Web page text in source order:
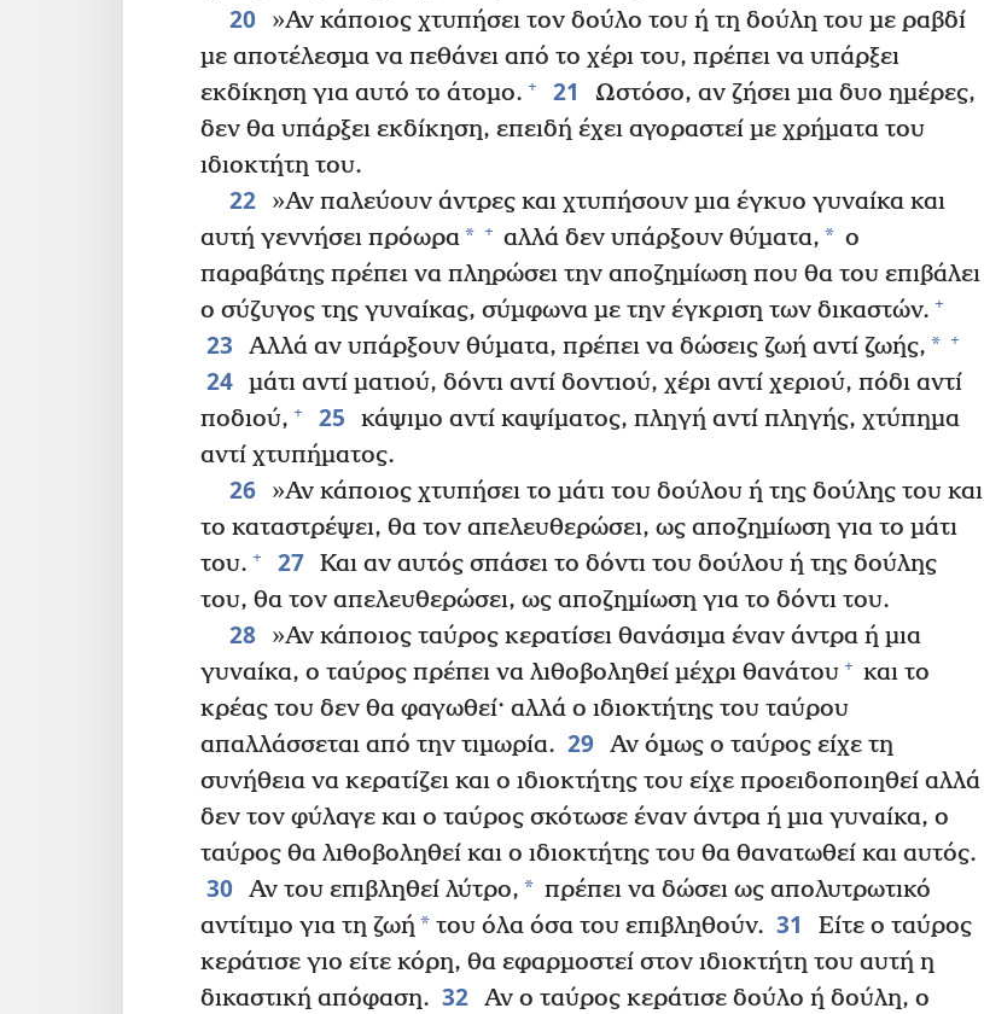
20
»Αν κάποιος χτυπήσει τον δούλο του ή τη δούλη του με ραβδί
με αποτέλεσμα να πεθάνει από το χέρι του, πρέπει να υπάρξει
εκδίκηση για αυτό το άτομο. + 21
Ωστόσο, αν ζήσει μια δυο ημέρες,
δεν θα υπάρξει εκδίκηση, επειδή έχει αγοραστεί με χρήματα του
ιδιοκτήτη του.
22
»Αν παλεύουν άντρες και χτυπήσουν μια έγκυο γυναίκα και
αυτή γεννήσει πρόωρα* + αλλά δεν υπάρξουν θύματα, * ο
παραβάτης πρέπει να πληρώσει την αποζημίωση που θα του επιβάλει
ο σύζυγος της γυναίκας, σύμφωνα με την έγκριση των δικαστών. +
23 Αλλά αν υπάρξουν θύματα, πρέπει να δώσεις ζωή αντί ζωής, * +
24 μάτι αντί ματιού, δόντι αντί δοντιού, χέρι αντί χεριού, πόδι αντί
ποδιού, + 25
κάψιμο αντί καψίματος, πληγή αντί πληγής, χτύπημα
αντί χτυπήματος.
26
»Αν κάποιος χτυπήσει το μάτι του δούλου ή της δούλης του και
το καταστρέψει, θα τον απελευθερώσει, ως αποζημίωση για το μάτι
του. + 27 Και αν αυτός σπάσει το δόντι του δούλου ή της δούλης
του, θα τον απελευθερώσει, ως αποζημίωση για το δόντι του.
28
»Αν κάποιος ταύρος κερατίσει θανάσιμα έναν άντρα ή μια
γυναίκα, ο ταύρος πρέπει να λιθοβοληθεί μέχρι θανάτου + και το
κρέας του δεν θα φαγωθεί· αλλά ο ιδιοκτήτης του ταύρου
απαλλάσσεται από την τιμωρία. 29 Αν όμως ο ταύρος είχε τη
συνήθεια να κερατίζει και ο ιδιοκτήτης του είχε προειδοποιηθεί αλλά
δεν τον φύλαγε και ο ταύρος σκότωσε έναν άντρα ή μια γυναίκα, ο
ταύρος θα λιθοβοληθεί και ο ιδιοκτήτης του θα θανατωθεί και αυτός.
30 Αν του επιβληθεί λύτρο, * πρέπει να δώσει ως απολυτρωτικό
αντίτιμο για τη ζωή * του όλα όσα του επιβληθούν. 31
Είτε ο ταύρος
κεράτισε γιο είτε κόρη, θα εφαρμοστεί στον ιδιοκτήτη του αυτή η
δικαστική απόφαση. 32 Αν ο ταύρος κεράτισε δούλο ή δούλη, ο